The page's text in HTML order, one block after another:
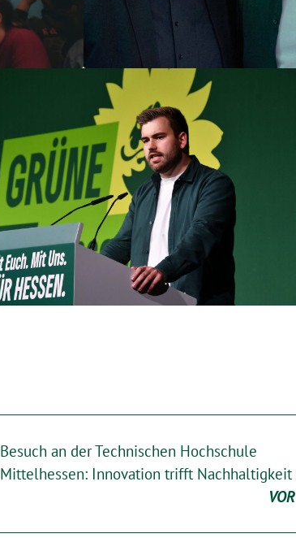
Besuch an der Technischen Hochschule
Mittelhessen: Innovation trifft Nachhaltigkeit
VOR